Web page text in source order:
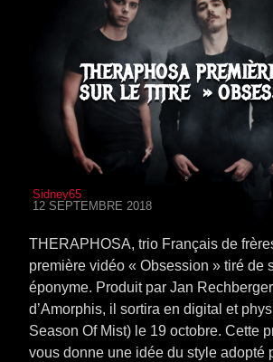
VIDEO STORIES
THERAPHOSA
SUR LE TITRE »
Sidney65
12 SEPTEMBRE 2018
THERAPHOSA, trio Français de
première vidéo « Obsession » tiré de
éponyme. Produit par Jan
d’Amorphis, il sortira en digital et
Season Of Mist) le 19 octobre. Cette
vous donne une idée du style adopté